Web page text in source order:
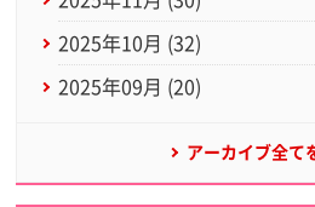
2025年10月 (32)
2025年09月 (20)
アーカイブ全て